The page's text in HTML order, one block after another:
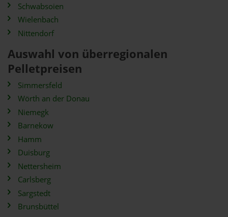
Schwabsoien
Wielenbach
Nittendorf
Auswahl von überregionalen
Pelletpreisen
Simmersfeld
Wörth an der Donau
Niemegk
Barnekow
Hamm
Duisburg
Nettersheim
Carlsberg
Sargstedt
Brunsbüttel